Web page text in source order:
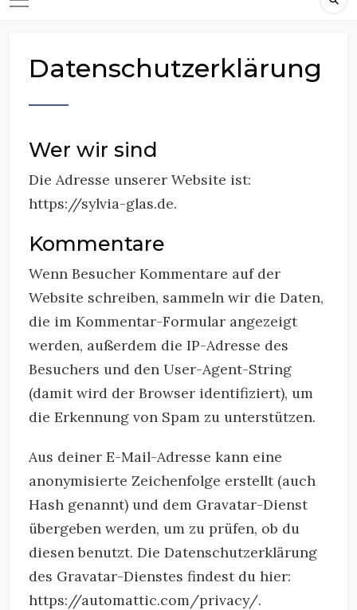
Datenschutzerklärung
Wer wir sind
Die Adresse unserer Website ist:
https://sylvia-glas.de.
Kommentare
Wenn Besucher Kommentare auf der
Website schreiben, sammeln wir die Daten,
die im Kommentar-Formular angezeigt
werden, außerdem die IP-Adresse des
Besuchers und den User-Agent-String
(damit wird der Browser identifiziert), um
die Erkennung von Spam zu unterstützen.
Aus deiner E-Mail-Adresse kann eine
anonymisierte Zeichenfolge erstellt (auch
Hash genannt) und dem Gravatar-Dienst
übergeben werden, um zu prüfen, ob du
diesen benutzt. Die Datenschutzerklärung
des Gravatar-Dienstes findest du hier:
https://automattic.com/privacy/.